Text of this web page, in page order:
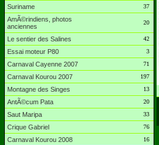
Suriname 37
AmÃ©rindiens, photos
anciennes
20
Le sentier des Salines 42
Essai moteur P80 3
Carnaval Cayenne 2007 71
Carnaval Kourou 2007 197
Montagne des Singes 13
AntÃ©cum Pata 20
Saut Maripa 33
Crique Gabriel 76
Carnaval Kourou 2008 16